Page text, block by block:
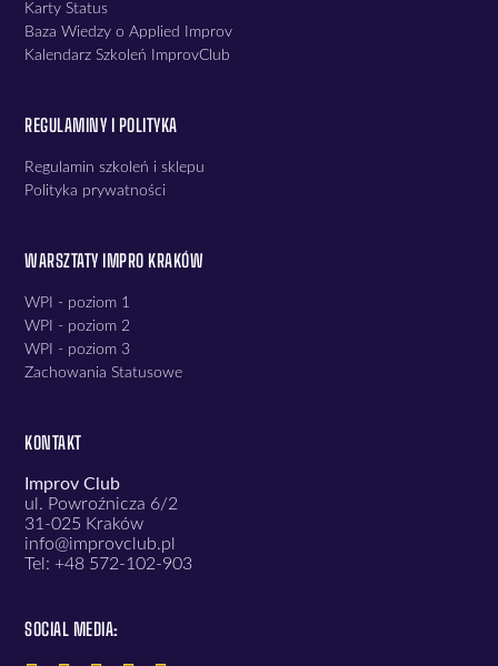
Karty Status
Baza Wiedzy o Applied Improv
Kalendarz Szkoleń ImprovClub
REGULAMINY I POLITYKA
Regulamin szkoleń i sklepu
Polityka prywatności
WARSZTATY IMPRO KRAKÓW
WPI - poziom 1
WPI - poziom 2
WPI - poziom 3
Zachowania Statusowe
KONTAKT
Improv Club
ul. Powroźnicza 6/2
31-025 Kraków
info@improvclub.pl
Tel: +48 572-102-903
SOCIAL MEDIA: